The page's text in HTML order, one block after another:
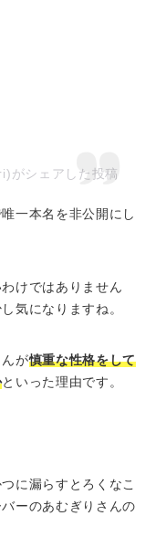
がシェアした投稿
一本名を非公開にし
けではありません
気になりますね。
が慎重な性格をして
といった理由です。
に漏らすとろくなこ
ーのあむぎりさんの